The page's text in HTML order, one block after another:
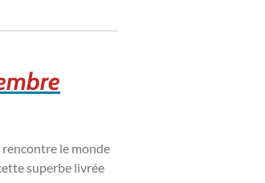
le monde
superbe livrée